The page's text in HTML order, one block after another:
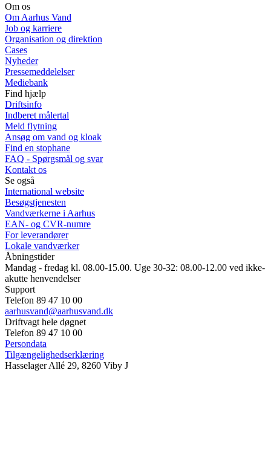
Om os
Om Aarhus Vand
Job og karriere
Organisation og direktion
Cases
Nyheder
Pressemeddelelser
Mediebank
Find hjælp
Driftsinfo
Indberet målertal
Meld flytning
Ansøg om vand og kloak
Find en stophane
FAQ - Spørgsmål og svar
Kontakt os
Se også
International website
Besøgstjenesten
Vandværkerne i Aarhus
EAN- og CVR-numre
For leverandører
Lokale vandværker
Åbningstider
Mandag - fredag kl. 08.00-15.00. Uge 30-32: 08.00-12.00 ved ikke-
akutte henvendelser
Support
Telefon 89 47 10 00
aarhusvand@aarhusvand.dk
Driftvagt hele døgnet
Telefon 89 47 10 00
Persondata
Tilgængelighedserklæring
Hasselager Allé 29, 8260 Viby J